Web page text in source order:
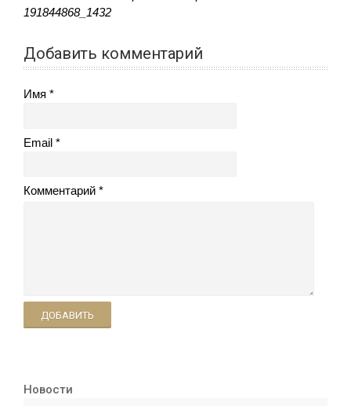
191844868_1432
Добавить комментарий
Имя
Email
Комментарий
ДОБАВИТЬ
Новости